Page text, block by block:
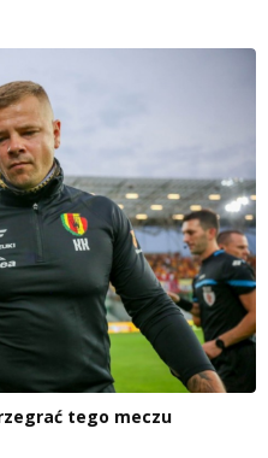
tego meczu